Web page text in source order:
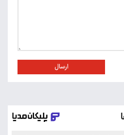
ارسال